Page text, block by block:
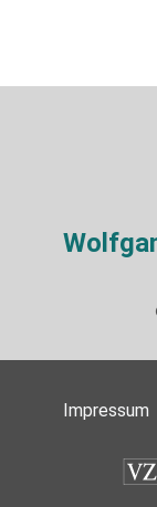
Impressum